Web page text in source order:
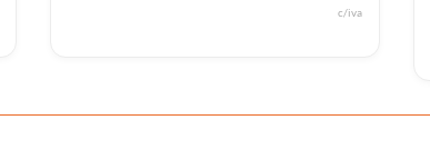
c/iva